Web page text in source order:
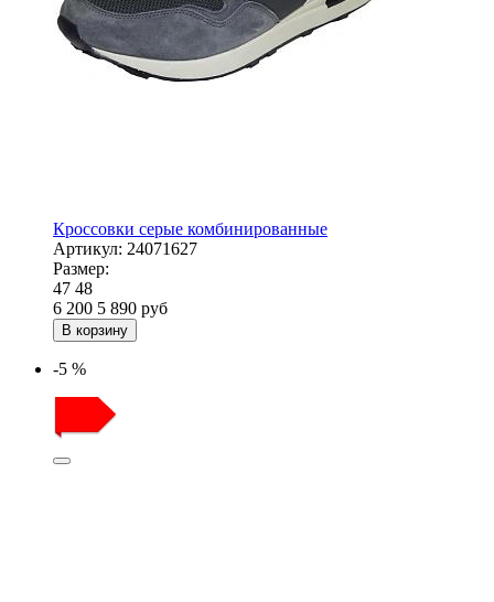
Кроссовки серые комбинированные
Артикул: 24071627
Размер:
47 48
6 200 5 890 руб
В корзину
-5 %